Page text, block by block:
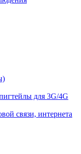
для 3G/4G
связи, интернета